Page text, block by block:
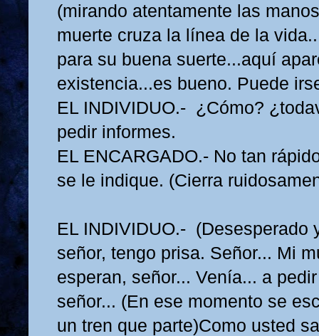
(mirando atentamente las
muerte cruza la línea de la
para su buena suerte...aquí
existencia...es bueno. Puede
EL INDIVIDUO.- ¿Cómo?
pedir informes.
EL ENCARGADO.- No tan
se le indique. (Cierra
EL INDIVIDUO.- (Desesperado
señor, tengo prisa. Señor... Mi
esperan, señor... Venía... a
señor... (En ese momento se
un tren que parte)Como usted